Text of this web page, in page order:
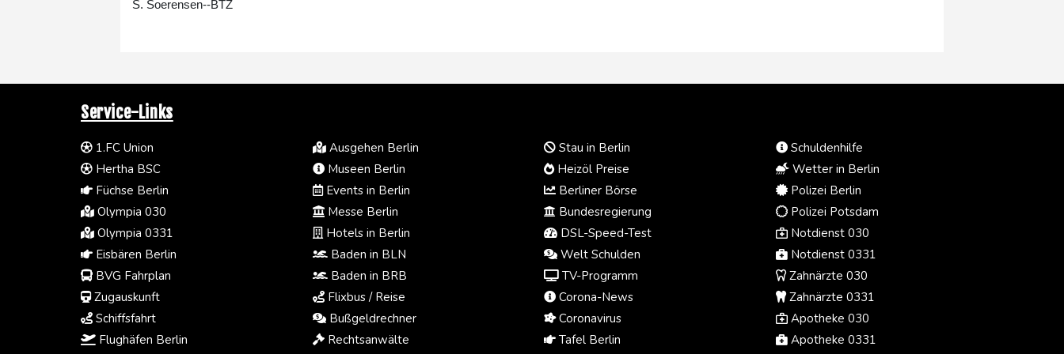
S. Soerensen--BTZ
Service-Links
1.FC Union
Hertha BSC
Füchse Berlin
Olympia 030
Olympia 0331
Eisbären Berlin
BVG Fahrplan
Zugauskunft
Schiffsfahrt
Flughäfen Berlin
Ausgehen Berlin
Museen Berlin
Events in Berlin
Messe Berlin
Hotels in Berlin
Baden in BLN
Baden in BRB
Flixbus / Reise
Bußgeldrechner
Rechtsanwälte
Stau in Berlin
Heizöl Preise
Berliner Börse
Bundesregierung
DSL-Speed-Test
Welt Schulden
TV-Programm
Corona-News
Coronavirus
Tafel Berlin
Schuldenhilfe
Wetter in Berlin
Polizei Berlin
Polizei Potsdam
Notdienst 030
Notdienst 0331
Zahnärzte 030
Zahnärzte 0331
Apotheke 030
Apotheke 0331